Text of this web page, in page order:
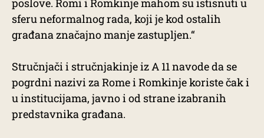
poslove. Romi i Romkinje mahom su istisnuti u
sferu neformalnog rada, koji je kod ostalih
građana značajno manje zastupljen.“
Stručnjači i stručnjakinje iz A 11 navode da se
pogrdni nazivi za Rome i Romkinje koriste čak i
u institucijama, javno i od strane izabranih
predstavnika građana.